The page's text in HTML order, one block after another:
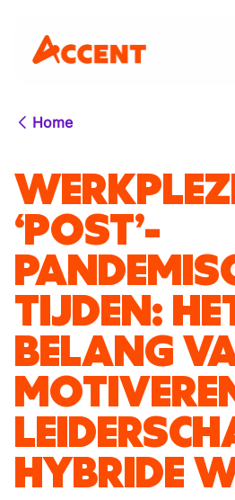
Home
‘POST’-
TIJDEN:
BELANG
HYBRIDE